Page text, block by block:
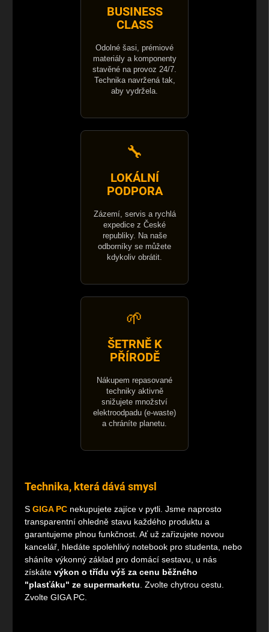
BUSINESS
CLASS
Odolné šasi, prémiové
materiály a komponenty
stavěné na provoz 24/7.
Technika navržená tak,
aby vydržela.
🔧
LOKÁLNÍ
PODPORA
Zázemí, servis a rychlá
expedice z České
republiky. Na naše
odborníky se můžete
kdykoliv obrátit.
🌱
ŠETRNĚ K
PŘÍRODĚ
Nákupem repasované
techniky aktivně
snižujete množství
elektroodpadu (e-waste)
a chráníte planetu.
Technika, která dává smysl
S GIGA PC nekupujete zajíce v pytli. Jsme naprosto
transparentní ohledně stavu každého produktu a
garantujeme plnou funkčnost. Ať už zařizujete novou
kancelář, hledáte spolehlivý notebook pro studenta, nebo
sháníte výkonný základ pro domácí sestavu, u nás
získáte výkon o třídu výš za cenu běžného
"plasťáku" ze supermarketu. Zvolte chytrou cestu.
Zvolte GIGA PC.